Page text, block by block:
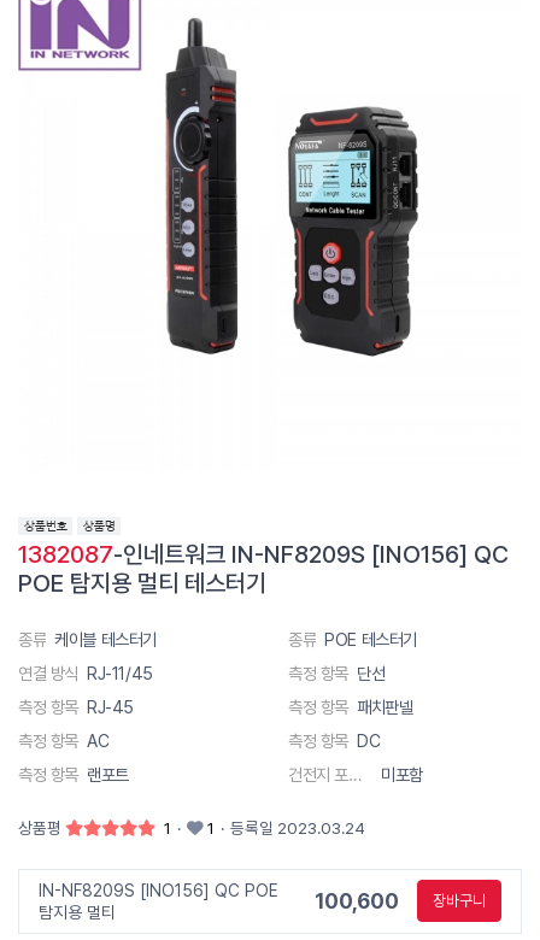
1382087-인네트워크 IN-NF8209S [INO156] QC
POE 탐지용 멀티 테스터기
종류 케이블 테스터기 종류 POE 테스터기
연결 방식 RJ-11/45 측정 항목 단선
측정 항목 RJ-45 측정 항목 패치판넬
측정 항목 AC 측정 항목 DC
측정 항목 랜포트 건전지 포함 유무 미포함
상품평 1 · 1 · 등록일 2023.03.24
IN-NF8209S [INO156] QC POE
탐지용 멀티
100,600 장바구니